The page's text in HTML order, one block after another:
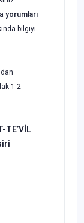
yorumları
bilgiyi
dan
1-2
TE’VİL